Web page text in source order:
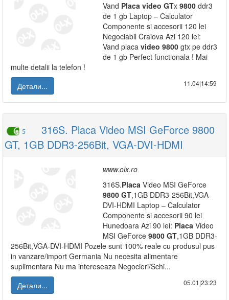
Vand Placa video GTx 9800 ddr3
de 1 gb Laptop – Calculator
Componente si accesorii 120 lei
Negociabil Craiova Azi 120 lei:
Vand placa video 9800 gtx pe ddr3
de 1 gb Perfect functionala ! Mai
multe detalii la telefon !
Детали...
11.04|14:59
5
316S. Placa Video MSI GeForce 9800
GT, 1GB DDR3-256Bit, VGA-DVI-HDMI
www.olx.ro
316S.Placa Video MSI GeForce
9800 GT,1GB DDR3-256Bit,VGA-
DVI-HDMI Laptop – Calculator
Componente si accesorii 90 lei
Hunedoara Azi 90 lei: Placa Video
MSI GeForce 9800 GT,1GB DDR3-
256Bit,VGA-DVI-HDMI Pozele sunt 100% reale cu produsul pus
in vanzare/import Germania Nu necesita alimentare
suplimentara Nu ma intereseaza Negocieri/Schi...
Детали...
05.01|23:23